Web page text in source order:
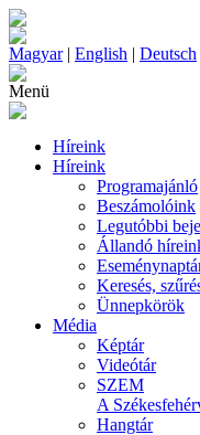
Magyar| English | Deutsch
Menü
Híreink
Híreink
Programajánló
Beszámolóink
Legutóbbi
Állandó
Keresés,
Ünnepkörök
Média
Képtár
Videótár
SZEM
A
Hangtár